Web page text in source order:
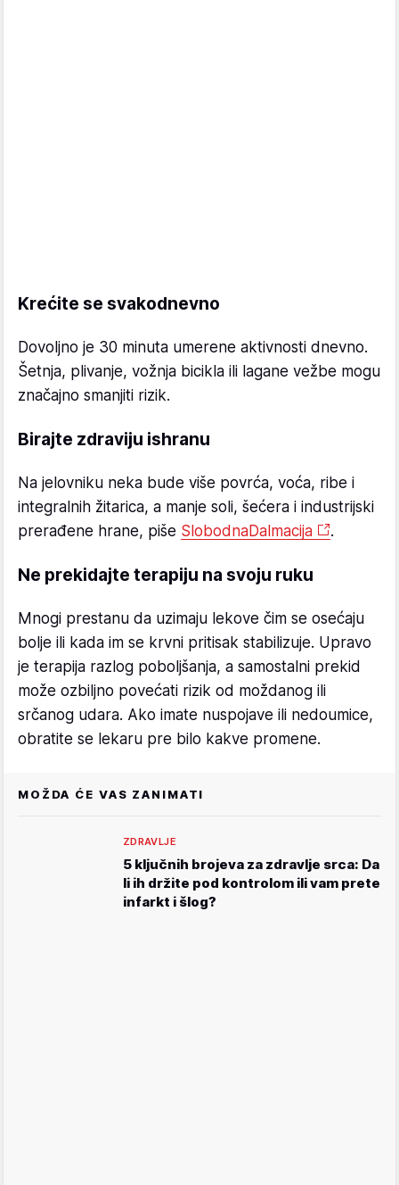
Krećite se svakodnevno
Dovoljno je 30 minuta umerene aktivnosti dnevno.
Šetnja, plivanje, vožnja bicikla ili lagane vežbe mogu
značajno smanjiti rizik.
Birajte zdraviju ishranu
Na jelovniku neka bude više povrća, voća, ribe i
integralnih žitarica, a manje soli, šećera i industrijski
prerađene hrane, piše SlobodnaDalmacija .
Ne prekidajte terapiju na svoju ruku
Mnogi prestanu da uzimaju lekove čim se osećaju
bolje ili kada im se krvni pritisak stabilizuje. Upravo
je terapija razlog poboljšanja, a samostalni prekid
može ozbiljno povećati rizik od moždanog ili
srčanog udara. Ako imate nuspojave ili nedoumice,
obratite se lekaru pre bilo kakve promene.
MOŽDA ĆE VAS ZANIMATI
ZDRAVLJE
5 ključnih brojeva za zdravlje srca: Da
li ih držite pod kontrolom ili vam prete
infarkt i šlog?